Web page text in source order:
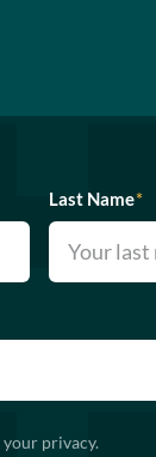
Last Name*
privacy.